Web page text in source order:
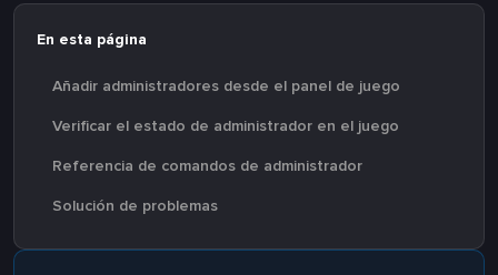
En esta página
Añadir administradores desde el panel de juego
Verificar el estado de administrador en el juego
Referencia de comandos de administrador
Solución de problemas